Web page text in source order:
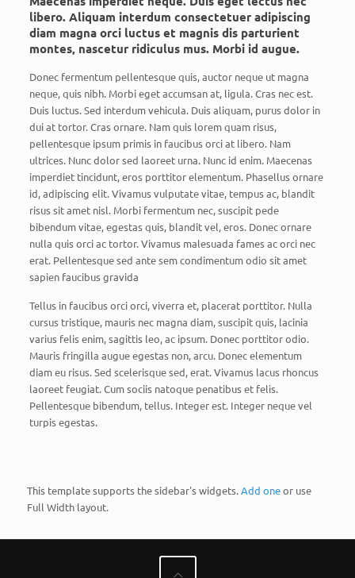
libero. Aliquam interdum consectetuer adipiscing
diam magna orci luctus et magnis dis parturient
montes, nascetur ridiculus mus. Morbi id augue.
Donec fermentum pellentesque quis, auctor neque ut magna
neque, quis nibh. Morbi eget accumsan at, ligula. Cras nec est.
Duis luctus. Sed interdum vehicula. Duis aliquam, purus dolor in
dui at tortor. Cras ornare. Nam quis lorem quam risus,
pellentesque ipsum primis in faucibus orci at libero. Nam
ultrices. Nunc dolor sed laoreet urna. Nunc id enim. Maecenas
imperdiet tincidunt, eros porttitor elementum. Phasellus ornare
id, adipiscing elit. Vivamus vulputate vitae, tempus ac, blandit
risus sit amet nisl. Morbi fermentum nec, suscipit pede
bibendum vitae, egestas quis, blandit vel, eros. Donec ornare
nulla quis orci ac tortor. Vivamus malesuada fames ac orci nec
erat. Pellentesque sed ante sem condimentum odio sit amet
sapien faucibus gravida
Tellus in faucibus orci orci, viverra et, placerat porttitor. Nulla
cursus tristique, mauris nec magna diam, suscipit quis, lacinia
varius felis enim, sagittis leo, ac ipsum. Donec porttitor odio.
Mauris fringilla augue egestas non, arcu. Donec elementum
diam eu risus. Sed scelerisque sed, erat. Vivamus lacus rhoncus
laoreet feugiat. Cum sociis natoque penatibus et felis.
Pellentesque bibendum, tellus. Integer est. Integer neque vel
turpis egestas.
This template supports the sidebar's widgets.Add oneor use
Full Width layout.